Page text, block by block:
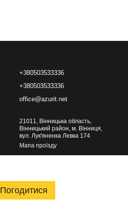
+380503533336
+380503533336
office@azurit.net
21011, Вінницька область,
Вінницький район, м. Вінниця,
вул. Лук'яненка Левка 174
Мапа проїзду
Погодитися